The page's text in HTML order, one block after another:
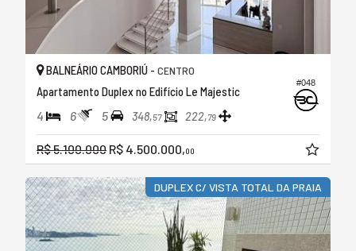
#048
BALNEÁRIO CAMBORIÚ - CENTRO
Apartamento Duplex no Edifício Le Majestic
4 6 5 348,57 222,79
R$ 5.100.000 R$ 4.500.000,00
DUPLEX C/ VISTA TOTAL DA PRAIA